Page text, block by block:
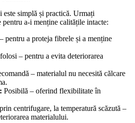
simplă și practică. Urmați
pentru a-i menține calitățile intacte:
pentru a proteja fibrele și a menține
– pentru a evita deteriorarea
– materialul nu necesită călcare
Posibilă – oferind flexibilitate în
centrifugare, la temperatură scăzută –
materialului.